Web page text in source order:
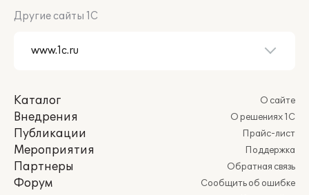
Другие сайты 1С
Каталог
Внедрения
Публикации
Мероприятия
Партнеры
Форум
О сайте
О решениях 1С
Прайс-лист
Поддержка
Обратная связь
Сообщить об ошибке